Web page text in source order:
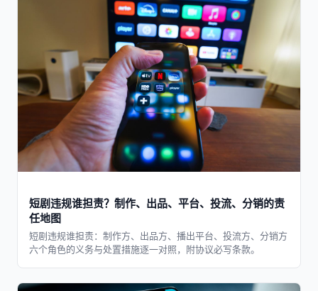
短剧违规谁担责？制作、出品、平台、投流、分销的责
任地图
短剧违规谁担责：制作方、出品方、播出平台、投流方、分销方
六个角色的义务与处置措施逐一对照，附协议必写条款。